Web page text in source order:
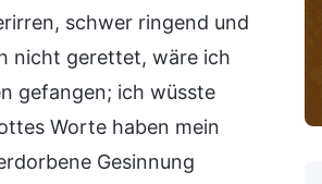
schwer ringend und
nicht gerettet, wäre ich
gefangen; ich wüsste
Worte haben mein
Gesinnung